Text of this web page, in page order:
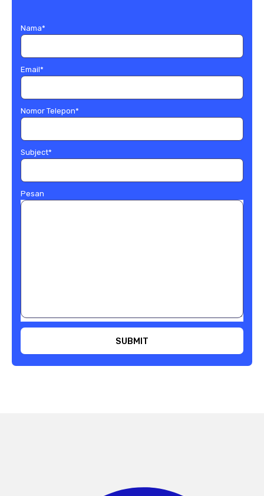
Nama*
Email*
Nomor Telepon*
Subject*
Pesan
SUBMIT